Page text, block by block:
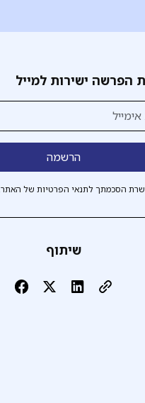
הפרשה ישירות למייל
הסכמתך לתנאי הפרטיות של האתר.
שיתוף